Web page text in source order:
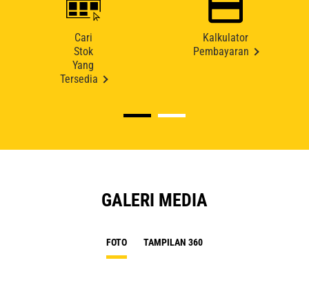
Cari
Stok
Yang
Tersedia
Kalkulator
Pembayaran
GALERI MEDIA
FOTO TAMPILAN 360